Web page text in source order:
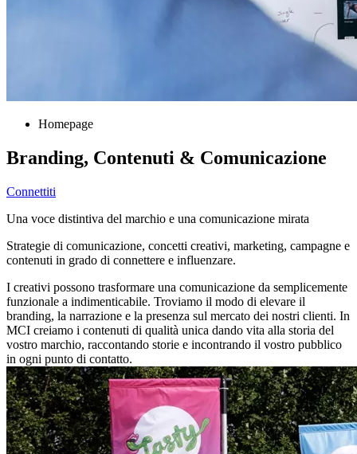
Homepage
Branding, Contenuti & Comunicazione
Connettiti
Una voce distintiva del marchio e una comunicazione mirata
Strategie di comunicazione, concetti creativi, marketing, campagne e
contenuti in grado di connettere e influenzare.
I creativi possono trasformare una comunicazione da semplicemente
funzionale a indimenticabile. Troviamo il modo di elevare il
branding, la narrazione e la presenza sul mercato dei nostri clienti. In
MCI creiamo i contenuti di qualità unica dando vita alla storia del
vostro marchio, raccontando storie e incontrando il vostro pubblico
in ogni punto di contatto.